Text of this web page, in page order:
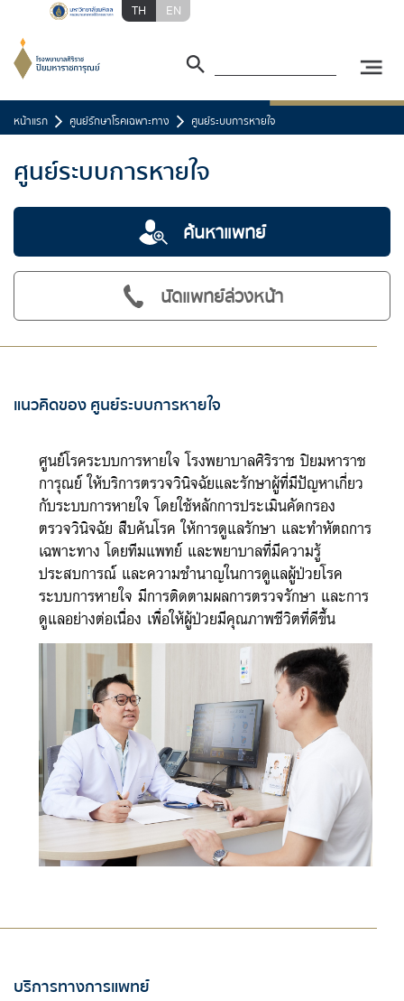
TH EN
หน้าแรก ศูนย์รักษาโรคเฉพาะทาง ศูนย์ระบบการหายใจ
ศูนย์ระบบการหายใจ
ค้นหาแพทย์
นัดแพทย์ล่วงหน้า
แนวคิดของ ศูนย์ระบบการหายใจ
ศูนย์โรคระบบการหายใจ โรงพยาบาลศิริราช ปิยมหาราช
การุณย์ ให้บริการตรวจวินิจฉัยและรักษาผู้ที่มีปัญหาเกี่ยว
กับระบบการหายใจ โดยใช้หลักการประเมินคัดกรอง
ตรวจวินิจฉัย สืบค้นโรค ให้การดูแลรักษา และทำหัตถการ
เฉพาะทาง โดยทีมแพทย์ และพยาบาลที่มีความรู้
ประสบการณ์ และความชำนาญในการดูแลผู้ป่วยโรค
ระบบการหายใจ มีการติดตามผลการตรวจรักษา และการ
ดูแลอย่างต่อเนื่อง เพื่อให้ผู้ป่วยมีคุณภาพชีวิตที่ดีขึ้น
บริการทางการแพทย์